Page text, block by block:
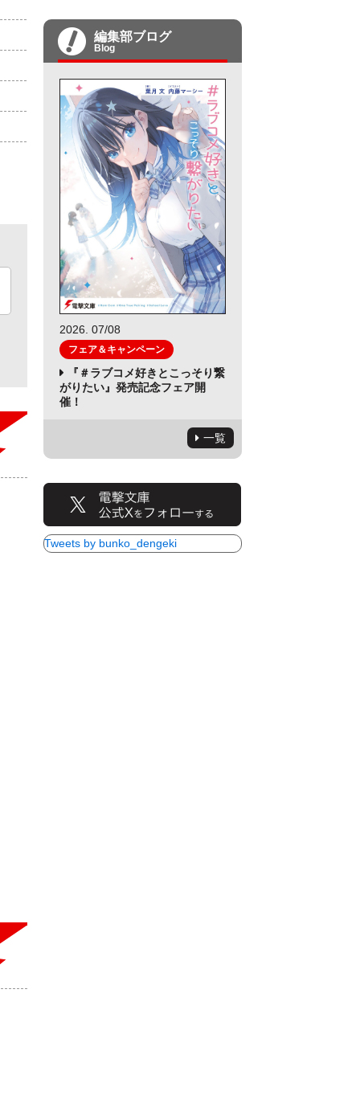
編集部ブログ
Blog
2026. 07/08
フェア＆キャンペーン
『＃ラブコメ好きとこっそり繋
がりたい』発売記念フェア開
催！
一覧
Tweets by bunko_dengeki